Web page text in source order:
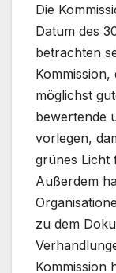
Die
Datum des
betrachten
Kommission,
möglichst
bewertende
vorlegen,
grünes Licht
Außerdem
zu dem
Kommission